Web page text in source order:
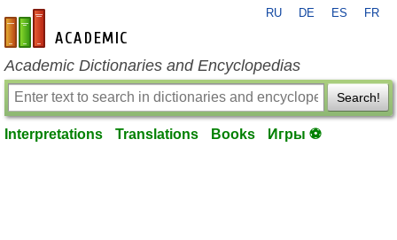
en-academic.com
RU DE ES FR
Academic Dictionaries and Encyclopedias
Search!
Interpretations Translations Books Игры ⚽